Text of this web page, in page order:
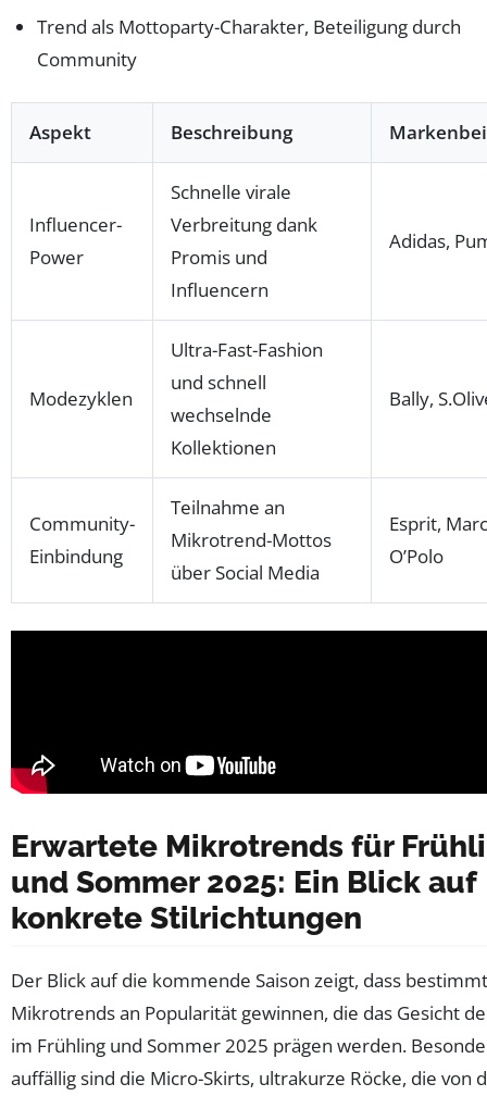
Trend als Mottoparty-Charakter, Beteiligung durch
Community
Aspekt Beschreibung
Influencer-
Power
Schnelle virale
Verbreitung dank
Promis und
Influencern
Adidas,
Modezyklen
Ultra-Fast-Fashion
und schnell
wechselnde
Kollektionen
Bally,
Community-
Einbindung
Teilnahme an
Mikrotrend-Mottos
über Social Media
Esprit, Marc
O’Polo
Erwartete Mikrotrends für
und Sommer 2025: Ein Blick auf
konkrete Stilrichtungen
Der Blick auf die kommende Saison zeigt, dass
Mikrotrends an Popularität gewinnen, die das Gesicht
im Frühling und Sommer 2025 prägen werden.
auffällig sind die Micro-Skirts, ultrakurze Röcke, die von